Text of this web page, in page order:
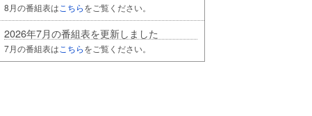
8月の番組表は こちらをご覧ください。
2026年7月の番組表を更新しました
7月の番組表は こちらをご覧ください。